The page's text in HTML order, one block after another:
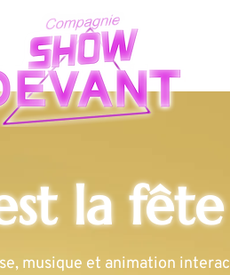
la fête
musique et animation